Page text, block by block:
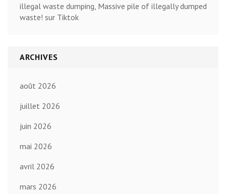
illegal waste dumping, Massive pile of illegally dumped
waste! sur Tiktok
ARCHIVES
août 2026
juillet 2026
juin 2026
mai 2026
avril 2026
mars 2026